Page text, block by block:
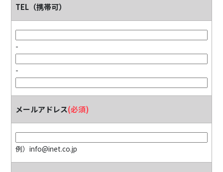
TEL（携帯可）
-
-
メールアドレス(必須)
例）info@inet.co.jp